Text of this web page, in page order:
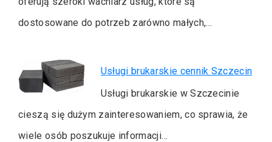
dostosowane do potrzeb zarówno małych,…
Usługi brukarskie cennik Szczecin
Usługi brukarskie w Szczecinie
cieszą się dużym zainteresowaniem, co sprawia, że
wiele osób poszukuje informacji…